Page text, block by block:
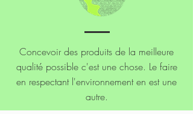
Concevoir des produits de la meilleure
qualité possible c'est une chose. Le faire
en respectantl'environnement en est une
autre.